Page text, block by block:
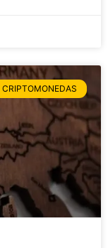
CRIPTOMONEDAS